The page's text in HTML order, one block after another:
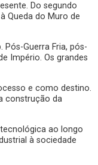
Do segundo
Queda do Muro de
Guerra Fria, pós-
Império. Os grandes
e como destino.
construção da
ao longo
à sociedade